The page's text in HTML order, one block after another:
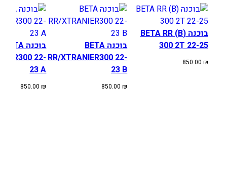
Y
Z
1
2
בוכנה (B) BETA RR
300 2T 22-25
850.00 ₪
בוכנה BETA
RR/XTRANIER300 22-
23 B
850.00₪
בוכנה BETA
22-
23 A
850.00₪